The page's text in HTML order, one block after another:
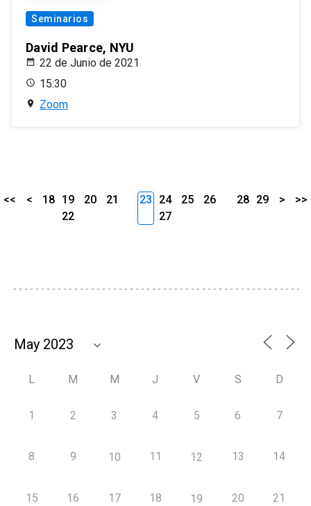
Seminarios
David Pearce, NYU
22 de Junio de 2021
15:30
Zoom
<< < 18 19 20
21
22
23 24 25
26
27
28 29 > >>
L M M J V S D
1 2 3 4 5 6 7
8 9 10 11 12 13 14
15 16 17 18 19 20 21